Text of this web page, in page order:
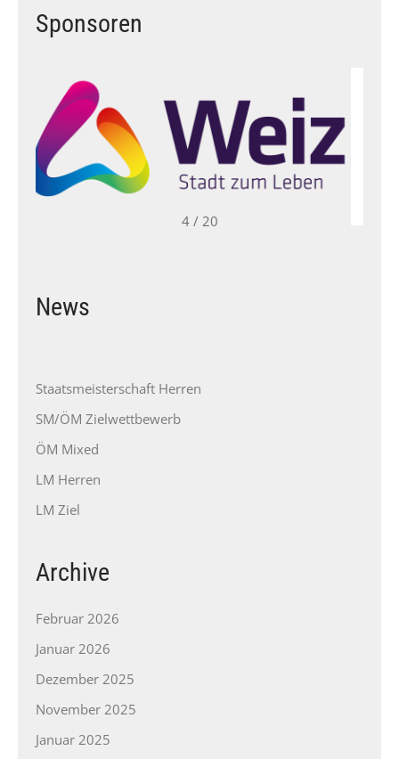
Sponsoren
4 / 20
News
Staatsmeisterschaft Herren
SM/ÖM Zielwettbewerb
ÖM Mixed
LM Herren
LM Ziel
Archive
Februar 2026
Januar 2026
Dezember 2025
November 2025
Januar 2025